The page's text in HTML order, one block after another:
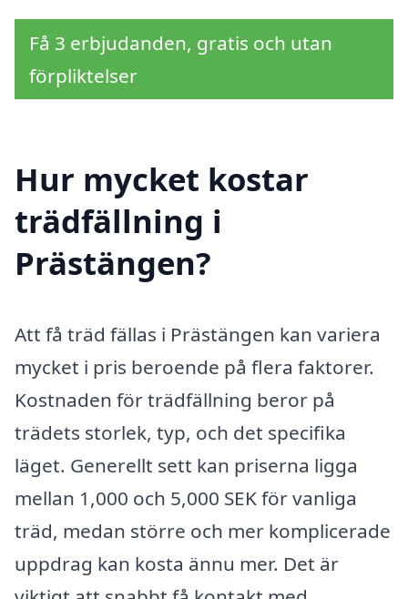
Få 3 erbjudanden, gratis och utan
förpliktelser
Hur mycket kostar
trädfällning i
Prästängen?
Att få träd fällas i Prästängen kan variera
mycket i pris beroende på flera faktorer.
Kostnaden för trädfällning beror på
trädets storlek, typ, och det specifika
läget. Generellt sett kan priserna ligga
mellan 1,000 och 5,000 SEK för vanliga
träd, medan större och mer komplicerade
uppdrag kan kosta ännu mer. Det är